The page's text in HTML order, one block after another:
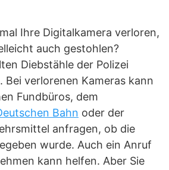
Ihre Digitalkamera verloren,
auch gestohlen?
Diebstähle der Polizei
Bei verlorenen Kameras kann
Fundbüros, dem
Bahn oder der
anfragen, ob die
wurde. Auch ein Anruf
kann helfen. Aber Sie